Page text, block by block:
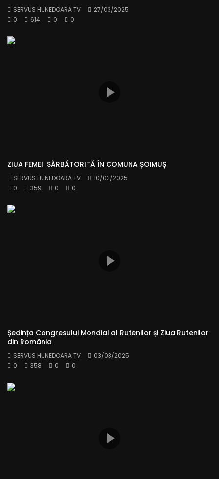
SERVUS HUNEDOARA TV
27/03/2025
0
614 0 0
ZIUA FEMEII SĂRBĂTORITĂ ÎN COMUNA ȘOIMUȘ
SERVUS HUNEDOARA TV
10/03/2025
0
359 0 0
Ședința Congresului Mondial al Rutenilor și Ziua Rutenilor
din România
SERVUS HUNEDOARA TV
03/03/2025
0
358 0 0